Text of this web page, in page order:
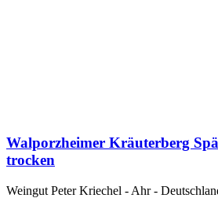
Walporzheimer Kräuterberg
trocken
Weingut Peter Kriechel - Ahr -